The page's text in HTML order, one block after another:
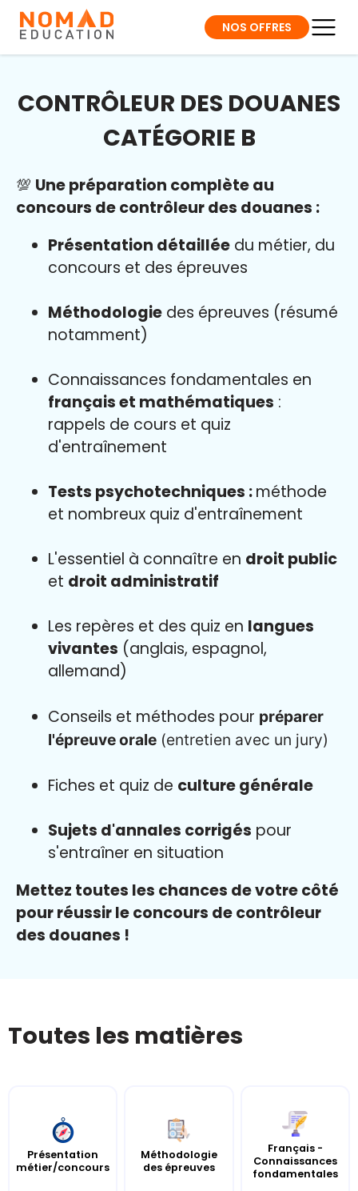
NOS OFFRES
CONTRÔLEUR DES DOUANES
CATÉGORIE B
💯 Une préparation complète au
concours de contrôleur des douanes :
Présentation détaillée du métier, du
concours et des épreuves
Méthodologie des épreuves (résumé
notamment)
Connaissances fondamentales en
français et mathématiques :
rappels de cours et quiz
d'entraînement
Tests psychotechniques :méthode
et nombreux quiz d'entraînement
L'essentiel à connaître en droit public
et droit administratif
Les repères et des quiz en langues
vivantes (anglais, espagnol,
allemand)
Conseils et méthodes pour préparer
l'épreuve orale (entretien avec un jury)
Fiches et quiz de culture générale
Sujets d'annales corrigés pour
s'entraîner en situation
Mettez toutes les chances de votre côté
pour réussir le concours de contrôleur
des douanes !
Toutes les matières
Présentation
métier/concours
Méthodologie
des épreuves
Français -
Connaissances
fondamentales